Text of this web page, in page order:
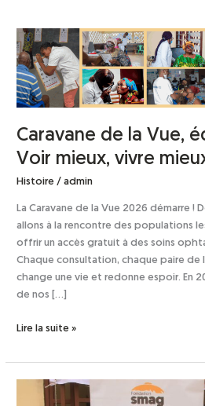
Caravane de la Vue,
Voir mieux, vivre
Histoire /admin
La Caravane de la Vue 2026 démarre !
allons à la rencontre des populations
offrir un accès gratuit à des soins
Chaque consultation, chaque paire
change une vie et redonne espoir. En
de nos […]
Caravane
de
la
Vue,
édition
–
Voir
mieux.
Lire la suite »
Gabon